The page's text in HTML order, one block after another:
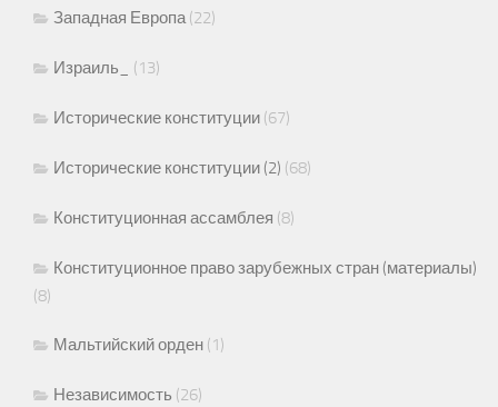
Западная Европа(22)
Израиль_ (13)
Исторические конституции (67)
Исторические конституции (2) (68)
Конституционная ассамблея (8)
Конституционное право зарубежных стран (материалы)
(8)
Мальтийский орден (1)
Независимость (26)